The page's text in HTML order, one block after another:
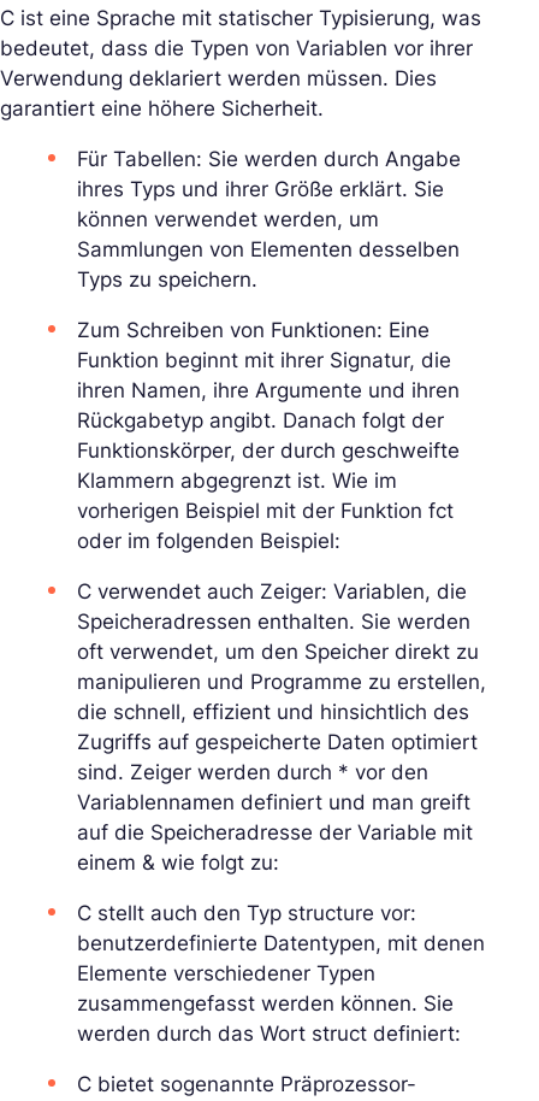
C ist eine Sprache mit statischer Typisierung, was
bedeutet, dass die Typen von Variablen vor ihrer
Verwendung deklariert werden müssen. Dies
garantiert eine höhere Sicherheit.
Für Tabellen: Sie werden durch Angabe
ihres Typs und ihrer Größe erklärt. Sie
können verwendet werden, um
Sammlungen von Elementen desselben
Typs zu speichern.
Zum Schreiben von Funktionen: Eine
Funktion beginnt mit ihrer Signatur, die
ihren Namen, ihre Argumente und ihren
Rückgabetyp angibt. Danach folgt der
Funktionskörper, der durch geschweifte
Klammern abgegrenzt ist. Wie im
vorherigen Beispiel mit der Funktion fct
oder im folgenden Beispiel:
C verwendet auch Zeiger: Variablen, die
Speicheradressen enthalten. Sie werden
oft verwendet, um den Speicher direkt zu
manipulieren und Programme zu erstellen,
die schnell, effizient und hinsichtlich des
Zugriffs auf gespeicherte Daten optimiert
sind. Zeiger werden durch * vor den
Variablennamen definiert und man greift
auf die Speicheradresse der Variable mit
einem & wie folgt zu:
C stellt auch den Typ structure vor:
benutzerdefinierte Datentypen, mit denen
Elemente verschiedener Typen
zusammengefasst werden können. Sie
werden durch das Wort struct definiert:
C bietet sogenannte Präprozessor-